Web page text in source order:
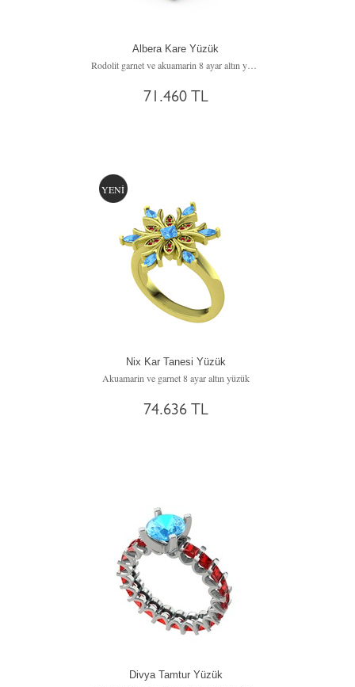
Albera Kare Yüzük
Rodolit garnet ve akuamarin 8 ayar altın yüzük
71.460 TL
YENİ
Nix Kar Tanesi Yüzük
Akuamarin ve garnet 8 ayar altın yüzük
74.636 TL
Divya Tamtur Yüzük